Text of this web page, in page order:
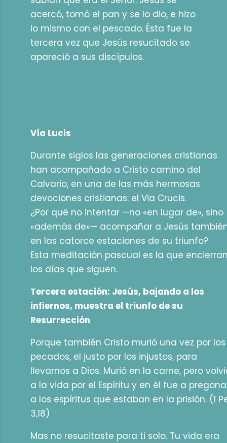
acercó, tomó el pan y se lo dio, e hizo
lo mismo con el pescado. Ésta fue la
tercera vez que Jesús resucitado se
apareció a sus discípulos.
Vía Lucis
Durante siglos las generaciones cristianas
han acompañado a Cristo camino del
Calvario, en una de las más hermosas
devociones cristianas: el Via Crucis.
¿Por qué no intentar —no «en lugar de», sino
«además de»— acompañar a Jesús
en las catorce estaciones de su triunfo?
Esta meditación pascual es la que
los días que siguen.
Tercera estación: Jesús, bajando a los
infiernos, muestra el triunfo de su
Resurrección
Porque también Cristo murió una vez por los
pecados, el justo por los injustos, para
llevarnos a Dios. Murió en la carne, pero
a la vida por el Espíritu y en él fue a
a los espíritus que estaban en la prisión. (1
3,18)
Mas no resucitaste para ti solo. Tu vida era